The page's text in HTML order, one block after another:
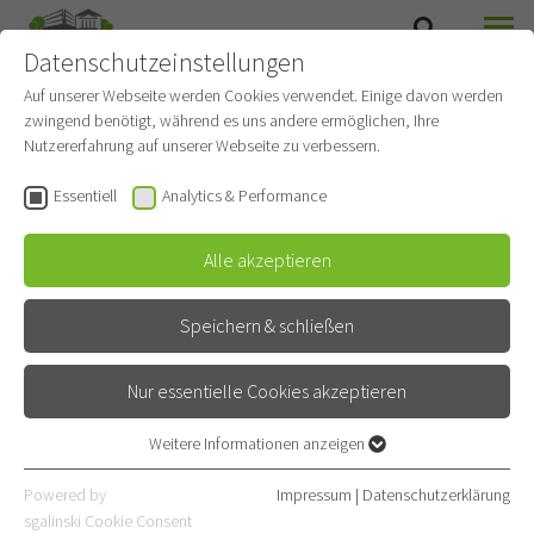
OHNEKIPPE
Krasses Selbstexperiment -
Nicht zum Nachahmen
empfohlen!
Datenschutzeinstellungen
Auf unserer Webseite werden Cookies verwendet. Einige davon werden
zwingend benötigt, während es uns andere ermöglichen, Ihre
Nutzererfahrung auf unserer Webseite zu verbessern.
Essentiell Analytics & Performance
Alle akzeptieren
Speichern & schließen
Nur essentielle Cookies akzeptieren
Essentielle Cookies werden für grundlegende Funktionen der
Webseite benötigt. Dadurch ist gewährleistet, dass die Webseite
Weitere Informationen anzeigen
Powered by
sgalinski Cookie Consent
Impressum | Datenschutzerklärung